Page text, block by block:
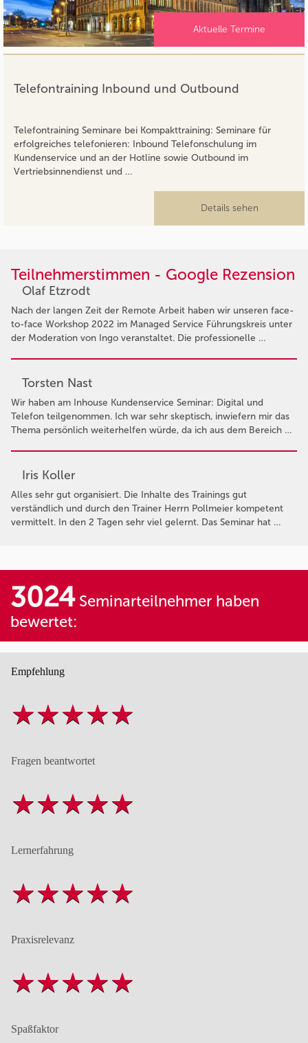
Aktuelle Termine
Telefontraining Inbound und Outbound
Telefontraining Seminare bei Kompakttraining: Seminare für
erfolgreiches telefonieren: Inbound Telefonschulung im
Kundenservice und an der Hotline sowie Outbound im
Vertriebsinnendienst und …
Details sehen
3024Seminarteilnehmer haben
bewertet:
Empfehlung
Fragen beantwortet
Lernerfahrung
Praxisrelevanz
Spaßfaktor
Teilnehmerstimmen - Google Rezension
Olaf Etzrodt
Nach der langen Zeit der Remote Arbeit haben wir unseren face-
to-face Workshop 2022 im Managed Service Führungskreis unter
der Moderation von Ingo veranstaltet. Die professionelle …
Torsten Nast
Wir haben am Inhouse Kundenservice Seminar: Digital und
Telefon teilgenommen. Ich war sehr skeptisch, inwiefern mir das
Thema persönlich weiterhelfen würde, da ich aus dem Bereich …
Iris Koller
Alles sehr gut organisiert. Die Inhalte des Trainings gut
verständlich und durch den Trainer Herrn Pollmeier kompetent
vermittelt. In den 2 Tagen sehr viel gelernt. Das Seminar hat …